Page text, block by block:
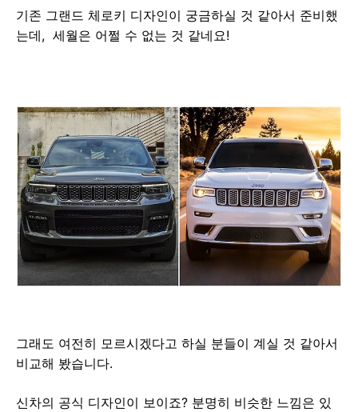
기존 그랜드 체로키 디자인이 궁금하실 것 같아서 준비했
는데, 세월은 어쩔 수 없는 것 같네요!
그래도 여전히 모르시겠다고 하실 분들이 계실 것 같아서
비교해 봤습니다.
신차의 공식 디자인이 보이죠? 분명히 비슷한 느낌은 있